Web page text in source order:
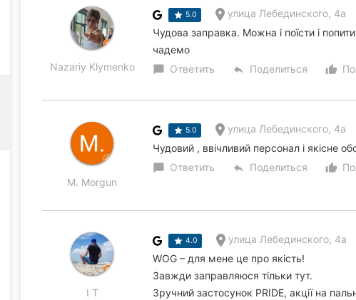
Nazariy Klymenko
5.0 улица Лебединского, 4а
Чудова заправка. Можна і поїсти і
чадемо
chat_bubble Ответить reply Поделиться
M. Morgun
5.0 улица Лебединского, 4а
Чудовий , ввічливий персонал і якісне
chat_bubble Ответить reply Поделиться
I T
4.0 улица Лебединского, 4а
WOG – для мене це про якість!
Завжди заправляюся тільки тут.
Зручний застосунок PRIDE, акції на